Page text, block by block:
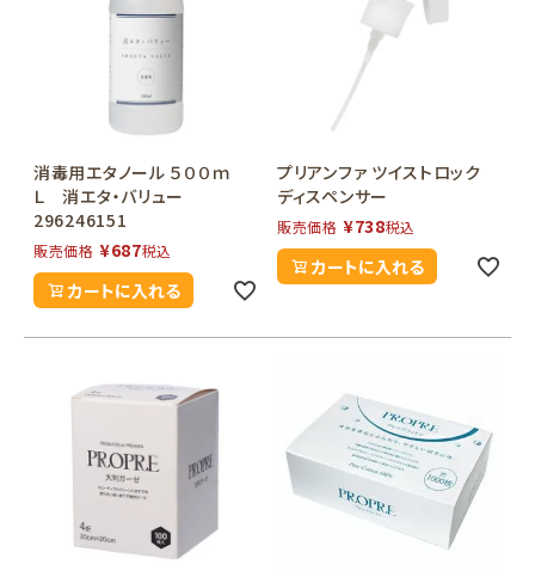
消毒用エタノール ５００ｍ
Ｌ 消エタ・バリュー
296246151
販売価格 ¥687税込
カートに入れる
プリアンファ ツイストロック
ディスペンサー
販売価格 ¥738税込
カートに入れる